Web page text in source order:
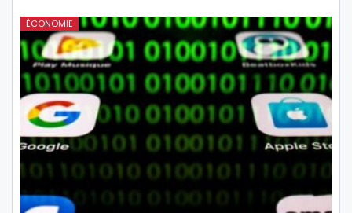
ÉCONOMIE